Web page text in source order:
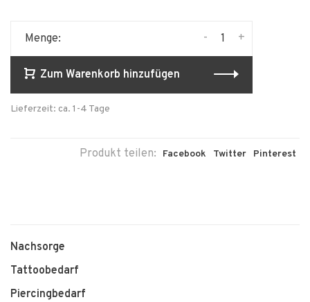
Menge: +
-
Zum Warenkorb hinzufügen
Lieferzeit: ca. 1-4 Tage
Produkt teilen: Facebook Twitter Pinterest
Nachsorge
Tattoobedarf
Piercingbedarf